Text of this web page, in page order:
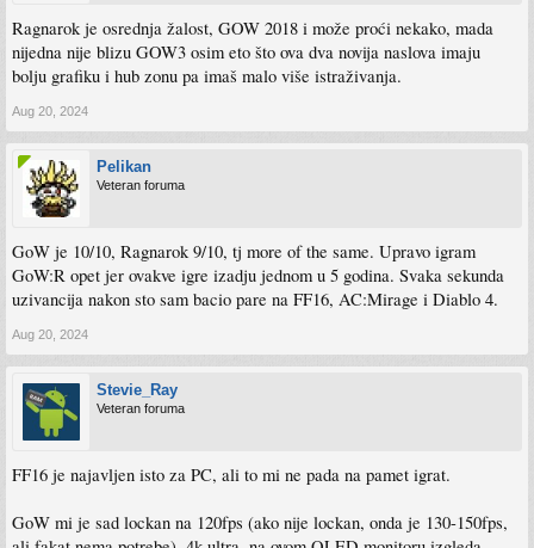
Ragnarok je osrednja žalost, GOW 2018 i može proći nekako, mada
nijedna nije blizu GOW3 osim eto što ova dva novija naslova imaju
bolju grafiku i hub zonu pa imaš malo više istraživanja.
Aug 20, 2024
Pelikan
Veteran foruma
GoW je 10/10, Ragnarok 9/10, tj more of the same. Upravo igram
GoW:R opet jer ovakve igre izadju jednom u 5 godina. Svaka sekunda
uzivancija nakon sto sam bacio pare na FF16, AC:Mirage i Diablo 4.
Aug 20, 2024
Stevie_Ray
Veteran foruma
FF16 je najavljen isto za PC, ali to mi ne pada na pamet igrat.
GoW mi je sad lockan na 120fps (ako nije lockan, onda je 130-150fps,